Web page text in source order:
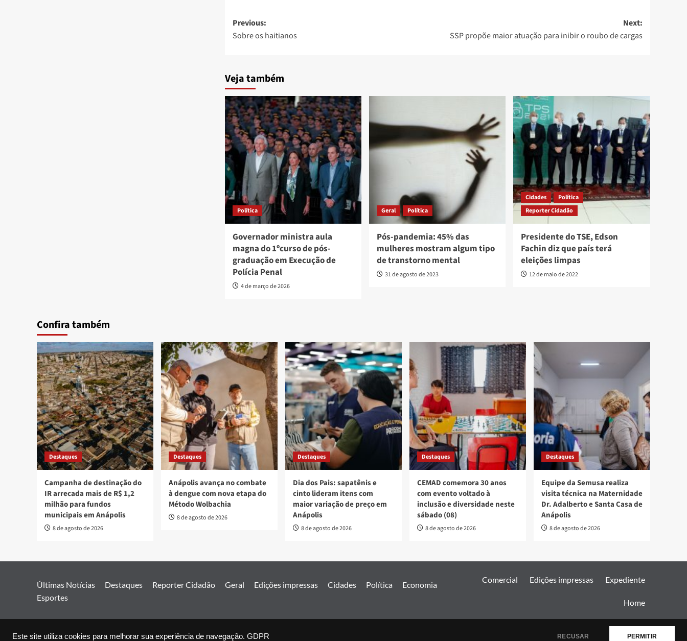
Este site utiliza cookies para melhorar sua experiência de navegação. GDPR RECUSAR PERMITIR
Post
navigation
Previous:
Sobre os haitianos
Next:
SSP propõe maior atuação para inibir o roubo de cargas
Veja também
Política
Governador ministra aula
magna do 1ºcurso de pós-
graduação em Execução de
Polícia Penal
4 de março de 2026
Geral Política
Pós-pandemia: 45% das
mulheres mostram algum tipo
de transtorno mental
31 de agosto de 2023
Cidades
Política
Reporter Cidadão
Presidente do TSE, Edson
Fachin diz que país terá
eleições limpas
12 de maio de 2022
Confira também
Destaques
Campanha de destinação do
IR arrecada mais de R$ 1,2
milhão para fundos
municipais em Anápolis
8 de agosto de 2026
Destaques
Anápolis avança no combate
à dengue com nova etapa do
Método Wolbachia
8 de agosto de 2026
Destaques
Dia dos Pais: sapatênis e
cinto lideram itens com
maior variação de preço em
Anápolis
8 de agosto de 2026
Destaques
CEMAD comemora 30 anos
com evento voltado à
inclusão e diversidade neste
sábado (08)
8 de agosto de 2026
Destaques
Equipe da Semusa realiza
visita técnica na Maternidade
Dr. Adalberto e Santa Casa de
Anápolis
8 de agosto de 2026
Últimas Notícias Destaques Reporter Cidadão Geral Edições impressas Cidades Política
Economia
Esportes
Comercial Edições impressas Expediente
Home
© 2026 Jornal Estado de Goiás. Todos os direitos reservados.